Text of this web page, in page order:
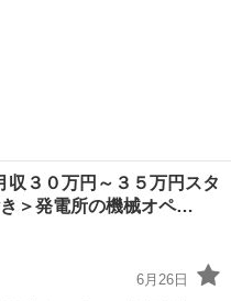
収３０万円～３５万円スタ
＞発電所の機械オペ…
6月26日